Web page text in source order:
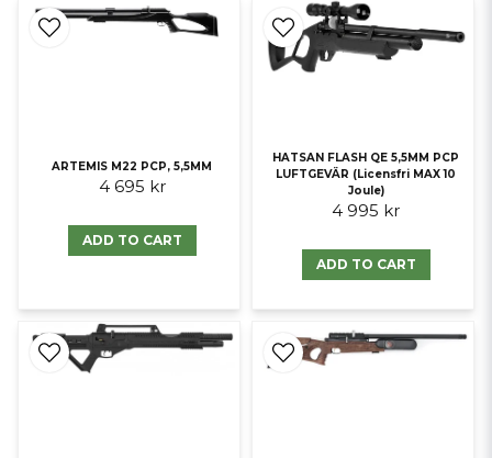
ARTEMIS M22 PCP, 5,5MM
4 695 kr
ADD TO CART
HATSAN FLASH QE 5,5MM PCP
LUFTGEVÄR (Licensfri MAX 10
Joule)
4 995 kr
ADD TO CART